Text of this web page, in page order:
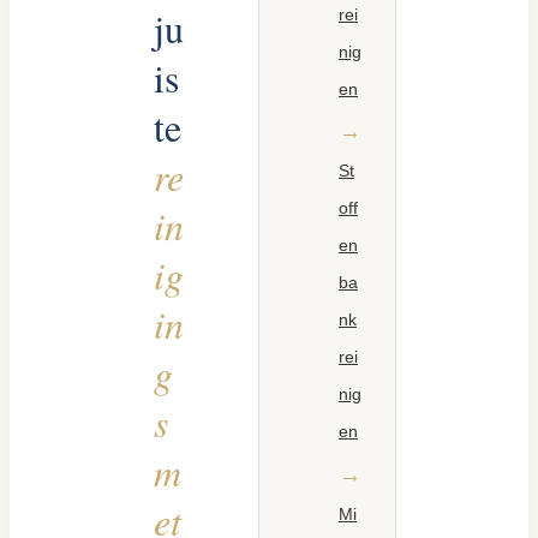
ju
is
te
re
in
ig
in
g
s
m
et
rei
nig
en
St
off
en
ba
nk
rei
nig
en
Mi